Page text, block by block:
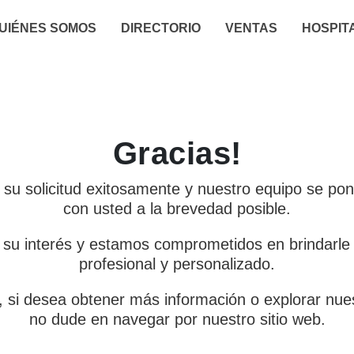
SOMOS DIRECTORIO VENTAS
Gracias!
solicitud exitosamente y nuestro equipo se
con usted a la brevedad posible.
interés y estamos comprometidos en
profesional y personalizado.
si desea obtener más información o explorar
no dude en navegar por nuestro sitio web.